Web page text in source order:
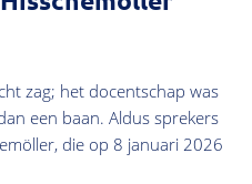
zag; het docentschap was
een baan. Aldus sprekers
die op 8 januari 2026